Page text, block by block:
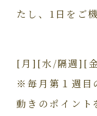
たし、1日をご
[月][水/隔週][
※毎月第１週目
動きのポイント